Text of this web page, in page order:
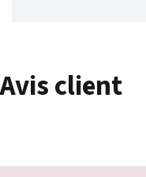
Avis client